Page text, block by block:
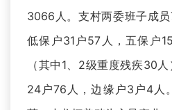
3066人。支村两委班子成
低保户31户57人，五保户
（其中1、2级重度残疾30
24户76人，边缘户3户4人